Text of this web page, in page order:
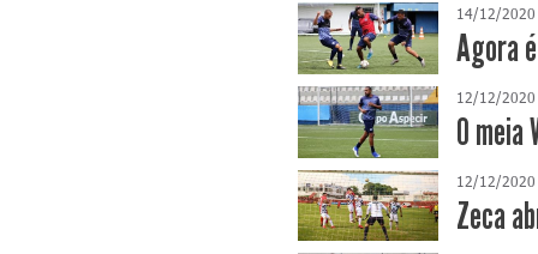
14/12/2020
Agora
12/12/2020
O
12/12/2020
Zeca